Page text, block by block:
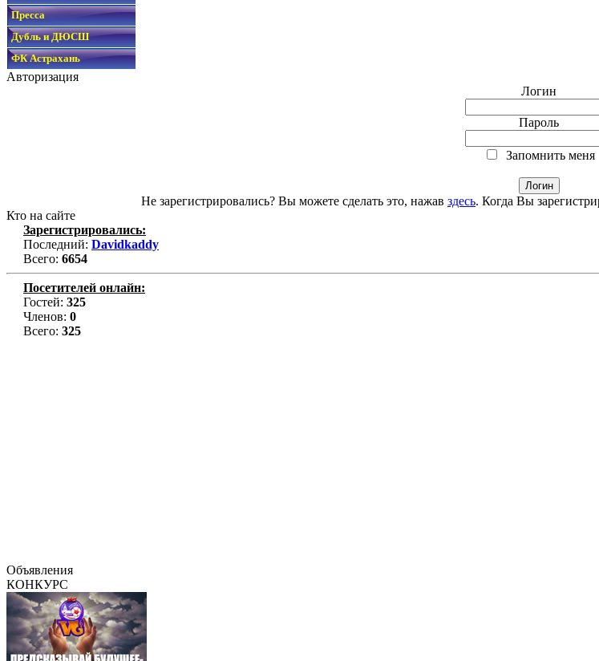
Пресса
Дубль и ДЮСШ
ФК Астрахань
Авторизация
Логин
Пароль
Запомнить меня
Не зарегистрировались? Вы можете сделать это, нажав здесь. Когда Вы
Кто на сайте
Зарегистрировались:
Последний: Davidkaddy
Всего: 6654
Посетителей онлайн:
Гостей: 325
Членов: 0
Всего: 325
Объявления
КОНКУРС